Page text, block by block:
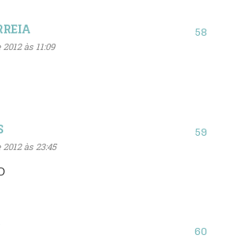
às 11:09
às 23:45